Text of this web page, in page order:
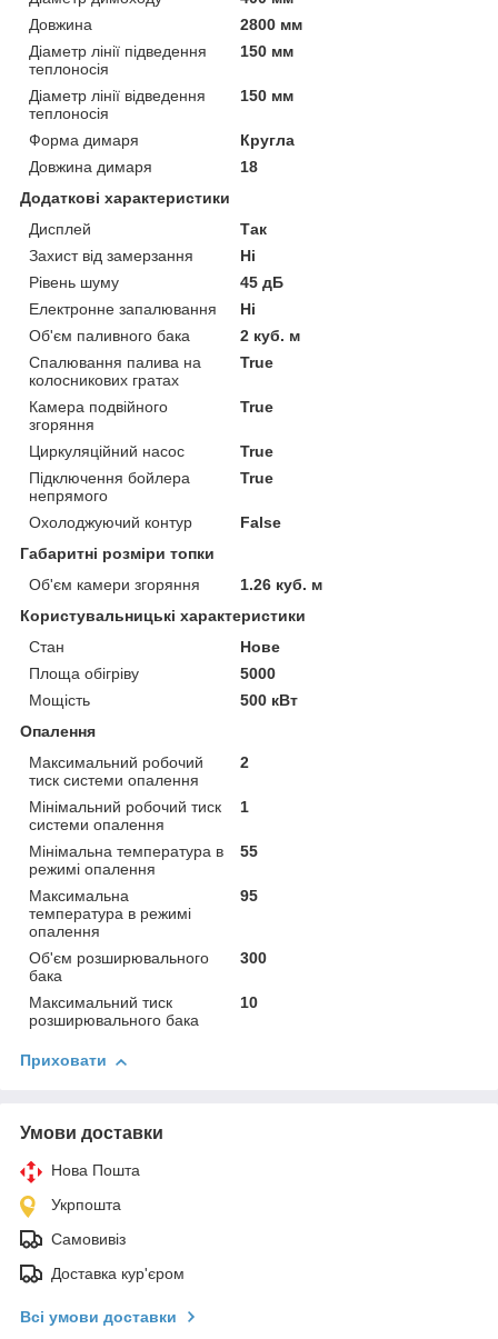
Довжина
2800 мм
Діаметр лінії підведення
теплоносія
150 мм
Діаметр лінії відведення
теплоносія
150 мм
Форма димаря
Кругла
Довжина димаря
18
Додаткові характеристики
Дисплей
Так
Захист від замерзання
Ні
Рівень шуму
45 дБ
Електронне запалювання
Ні
Об'єм паливного бака
2 куб. м
Спалювання палива на
колосникових гратах
True
Камера подвійного
згоряння
True
Циркуляційний насос
True
Підключення бойлера
непрямого
True
Охолоджуючий контур
False
Габаритні розміри топки
Об'єм камери згоряння
1.26 куб. м
Користувальницькі характеристики
Стан
Нове
Площа обігріву
5000
Мощість
500 кВт
Опалення
Максимальний робочий
тиск системи опалення
2
Мінімальний робочий тиск
системи опалення
1
Мінімальна температура в
режимі опалення
55
Максимальна
температура в режимі
опалення
95
Об'єм розширювального
бака
300
Максимальний тиск
розширювального бака
10
Приховати
Умови доставки
Нова Пошта
Укрпошта
Самовивіз
Доставка кур'єром
Всі умови доставки